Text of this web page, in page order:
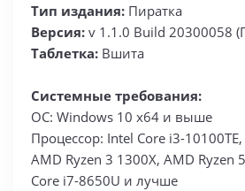
Тип издания: Пиратка
Версия: v 1.1.0 Build 20300058
Таблетка: Вшита
Системные требования:
ОС: Windows 10 x64 и выше
Процессор: Intel Core i3-
AMD Ryzen 3 1300X, AMD Ryzen
Core i7-8650U и лучше